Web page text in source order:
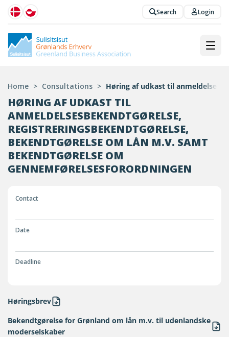
Search Login
Home > Consultations > Høring af udkast til
HØRING AF UDKAST TIL
ANMELDELSESBEKENDTGØRELSE,
REGISTRERINGSBEKENDTGØRELSE,
BEKENDTGØRELSE OM LÅN M.V. SAMT
BEKENDTGØRELSE OM
GENNEMFØRELSESFORORDNINGEN
Contact
Date
Deadline
Høringsbrev
Bekendtgørelse for Grønland om lån m.v. til udenlandske
moderselskaber